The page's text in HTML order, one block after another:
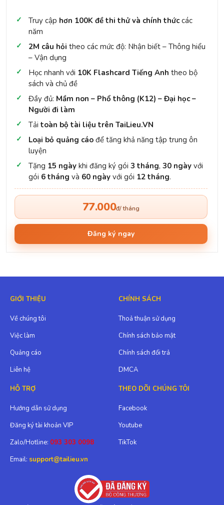
Truy cập hơn 100K đề thi thử và chính thứccác
năm
2M câu hỏi theo các mức độ: Nhận biết – Thông hiểu
– Vận dụng
Học nhanh với 10K Flashcard Tiếng Anh theo bộ
sách và chủ đề
Đầy đủ: Mầm non – Phổ thông (K12) – Đại học –
Người đi làm
Tải toàn bộ tài liệu trên TaiLieu.VN
Loại bỏ quảng cáo để tăng khả năng tập trung ôn
luyện
Tặng 15 ngày khi đăng ký gói 3 tháng, 30 ngày với
gói 6 tháng và 60 ngày với gói 12 tháng.
77.000đ/ tháng
Đăng ký ngay
GIỚI THIỆU
Về chúng tôi
Việc làm
Quảng cáo
Liên hệ
CHÍNH SÁCH
Thoả thuận sử dụng
Chính sách bảo mật
Chính sách đổi trả
DMCA
HỖ TRỢ
Hướng dẫn sử dụng
Đăng ký tài khoản VIP
Zalo/Hotline: 093 303 0098
Email: support@tailieu.vn
THEO DÕI CHÚNG TÔI
Facebook
Youtube
TikTok